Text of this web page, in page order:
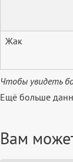
Жак
Чтобы увидеть
Ещё больше
Вам